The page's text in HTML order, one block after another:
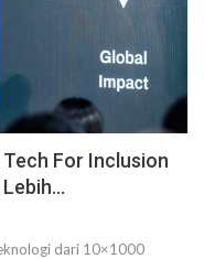
For Inclusion
Lebih…
dari 10×1000